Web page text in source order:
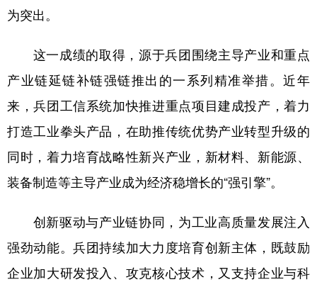
新疆
多语种频道
Русский язык 日本語 한국어
Deutsch Português
为突出。
这一成绩的取得，源于兵团围绕主导产业和重点
产业链延链补链强链推出的一系列精准举措。近年
来，兵团工信系统加快推进重点项目建成投产，着力
打造工业拳头产品，在助推传统优势产业转型升级的
同时，着力培育战略性新兴产业，新材料、新能源、
装备制造等主导产业成为经济稳增长的“强引擎”。
创新驱动与产业链协同，为工业高质量发展注入
强劲动能。兵团持续加大力度培育创新主体，既鼓励
企业加大研发投入、攻克核心技术，又支持企业与科